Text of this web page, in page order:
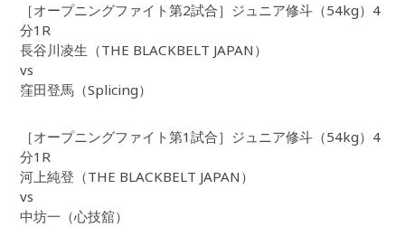
［オープニングファイト第2試合］ジュニア修斗（54kg）4
分1R
長谷川凌生（THE BLACKBELT JAPAN）
vs
窪田登馬（Splicing）
［オープニングファイト第1試合］ジュニア修斗（54kg）4
分1R
河上純登（THE BLACKBELT JAPAN）
vs
中坊一（心技舘）